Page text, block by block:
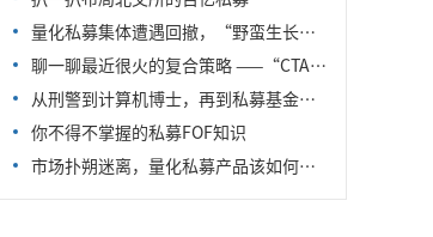
量化私募集体遭遇回撤，“野蛮生长”或就此结束？
聊一聊最近很火的复合策略 ——“CTA+X”
从刑警到计算机博士，再到私募基金经理，一个草根私募的探索之路
你不得不掌握的私募FOF知识
市场扑朔迷离，量化私募产品该如何配置？